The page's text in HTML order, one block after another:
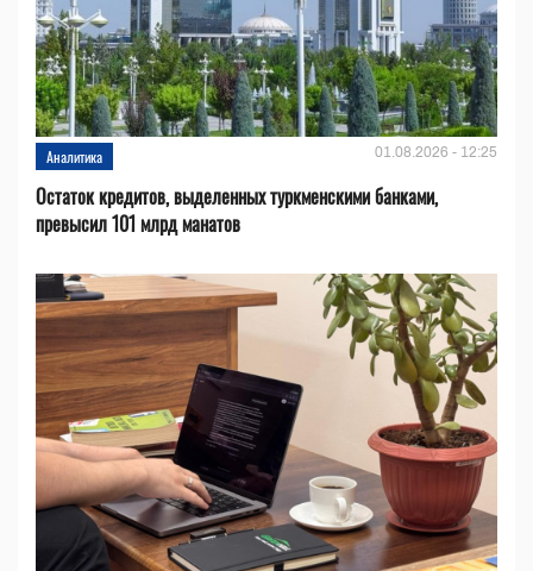
Аналитика 01.08.2026 - 12:25
Остаток кредитов, выделенных туркменскими банками,
превысил 101 млрд манатов